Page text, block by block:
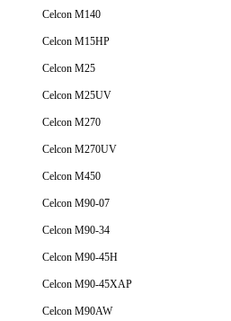
Celcon M140
Celcon M15HP
Celcon M25
Celcon M25UV
Celcon M270
Celcon M270UV
Celcon M450
Celcon M90-07
Celcon M90-34
Celcon M90-45H
Celcon M90-45XAP
Celcon M90AW